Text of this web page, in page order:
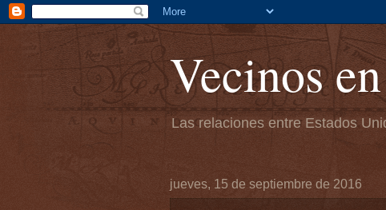
Vecinos
Las relaciones entre Estados
jueves, 15 de septiembre de 2016